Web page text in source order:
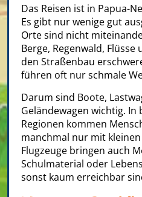
Das Reisen ist in Papua-
Es gibt nur wenige gut
Orte sind nicht
Berge, Regenwald,
den Straßenbau
führen oft nur schmale
Darum sind Boote,
Geländewagen wichtig.
Regionen kommen
manchmal nur mit kleinen
Flugzeuge bringen auch
Schulmaterial oder
sonst kaum erreichbar